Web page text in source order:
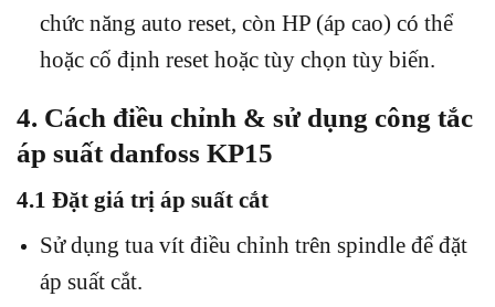
chức năng auto reset, còn HP (áp cao) có thể
hoặc cố định reset hoặc tùy chọn tùy biến.
4. Cách điều chỉnh & sử dụng công tắc
áp suất danfoss KP15
4.1 Đặt giá trị áp suất cắt
Sử dụng tua vít điều chỉnh trên spindle để đặt
áp suất cắt.